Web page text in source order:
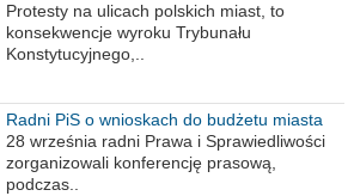
poselskim PiS
Protesty na ulicach polskich miast, to
konsekwencje wyroku Trybunału
Konstytucyjnego,..
Radni PiS o wnioskach do budżetu miasta
na 2021 rok
28 września radni Prawa i Sprawiedliwości
zorganizowali konferencję prasową,
podczas..